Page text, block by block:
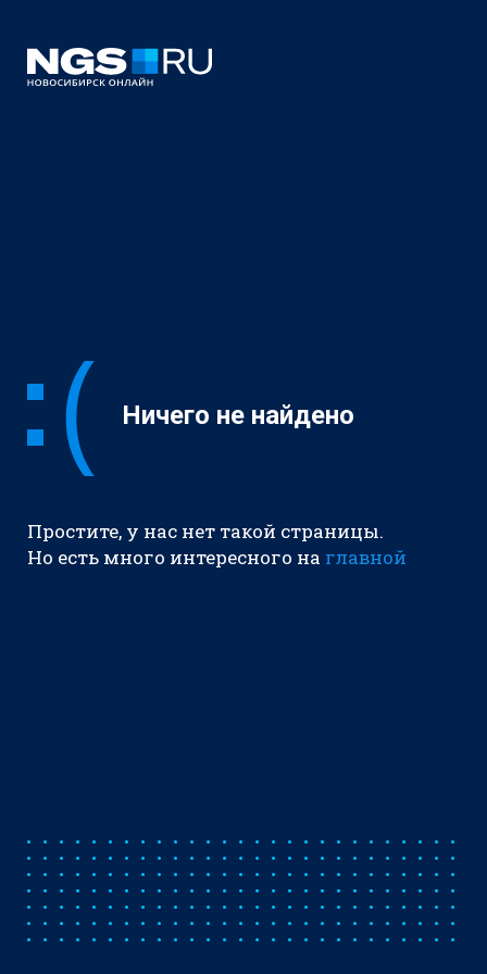
Ничего не найдено
Простите, у нас нет такой страницы.
Но есть много интересного на главной